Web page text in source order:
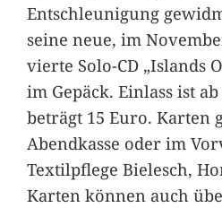
Entschleunigung
seine neue, im
vierte Solo-CD „Islands
im Gepäck. Einlass ist
beträgt 15 Euro. Karten
Abendkasse oder im
Textilpflege Bielesch,
Karten können auch